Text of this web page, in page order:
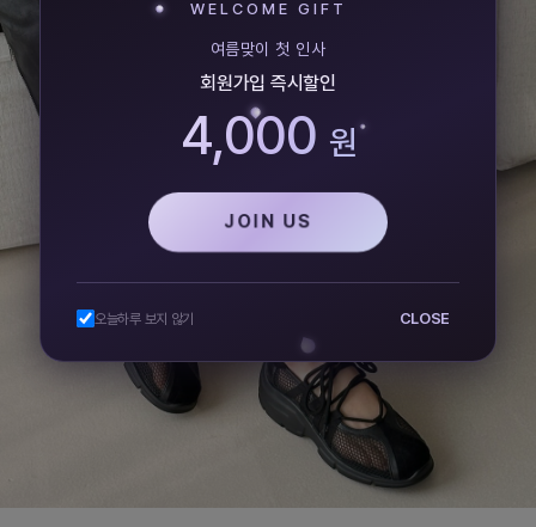
WELCOME GIFT
여름맞이 첫 인사
회원가입 즉시할인
4,000 원
JOIN US
오늘하루 보지 않기 CLOSE